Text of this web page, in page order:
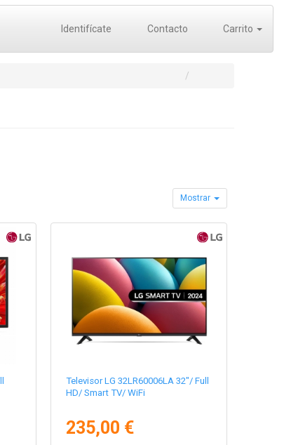
Identifícate Contacto Carrito
Mostrar
Televisor LG 32LR60006LA 32"/ Full
HD/ Smart TV/ WiFi
235,00 €